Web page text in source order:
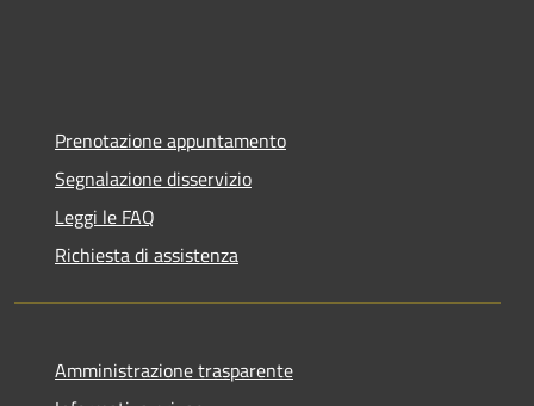
Prenotazione appuntamento
Segnalazione disservizio
Leggi le FAQ
Richiesta di assistenza
Amministrazione trasparente